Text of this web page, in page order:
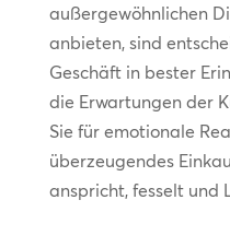
außergewöhnlichen
anbieten, sind
Geschäft in bester
die Erwartungen der
Sie für emotionale
überzeugendes
anspricht, fesselt und